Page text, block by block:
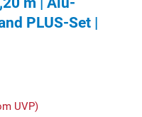
PLUS-Set |
UVP)